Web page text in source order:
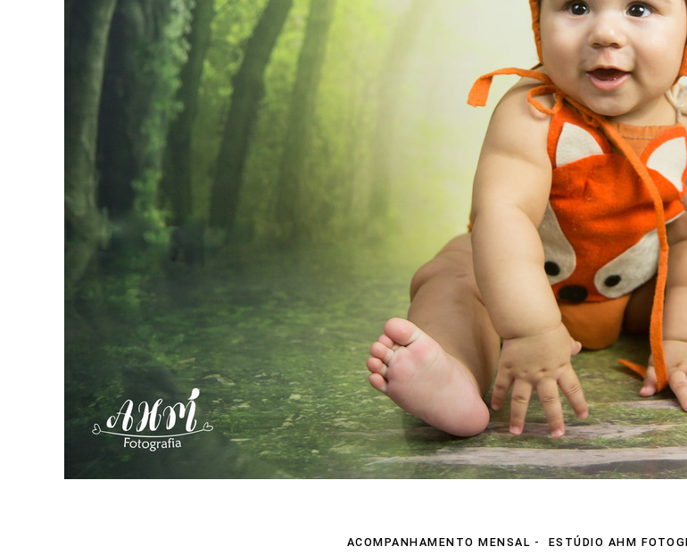
ACOMPANHAMENTO MENSAL ESTÚDIO AHM